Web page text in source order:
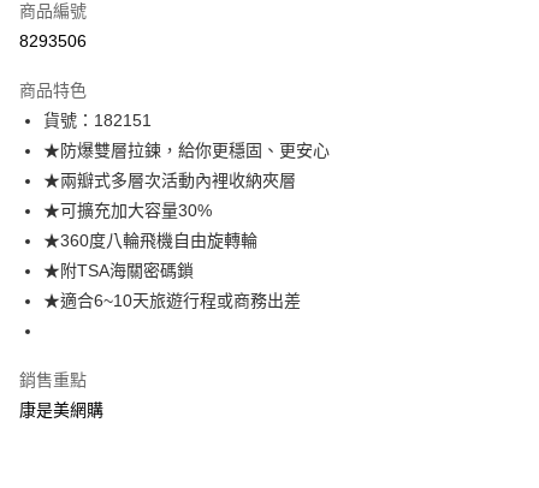
信用卡一次付款
LINE Pay
Apple Pay
街口支付
悠遊付
Google Pay
宅配-下單後3-5個工作天配送(不含預購品)，箱購品分箱出貨
每筆NT$100，滿NT$799(含以上)免運費
商品編號
8293506
商品特色
貨號：182151
★防爆雙層拉鍊，給你更穩固、更安心
★兩瓣式多層次活動內裡收納夾層
★可擴充加大容量30%
★360度八輪飛機自由旋轉輪
★附TSA海關密碼鎖
★適合6~10天旅遊行程或商務出差
銷售重點
康是美網購